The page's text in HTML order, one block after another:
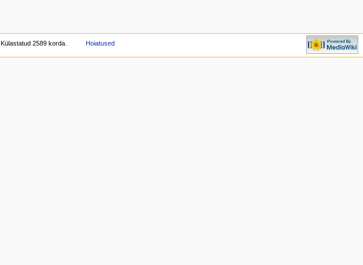
Külastatud 2589 korda. Hoiatused